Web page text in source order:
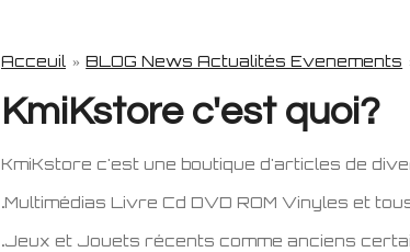
Acceuil » BLOG News Actualités Evenements
KmiKstore c'est quoi?
KmiKstore c'est une boutique d'articles de
.Multimédias Livre Cd DVD ROM Vinyles et
.Jeux et Jouets récents comme anciens